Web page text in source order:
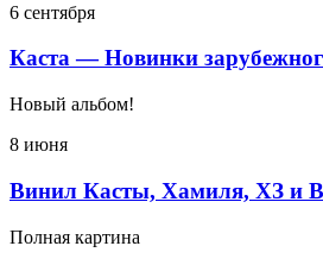
6 сентября
Каста — Новинки
Новый альбом!
8 июня
Винил Касты, Хамиля, ХЗ и
Полная картина